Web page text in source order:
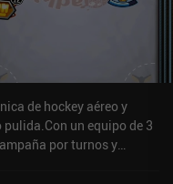
de hockey aéreo y
un equipo de 3
por turnos y